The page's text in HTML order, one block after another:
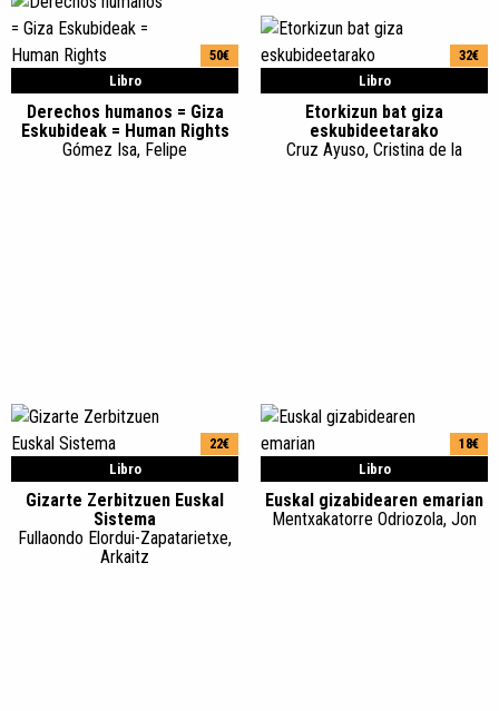
Libro
50€
Derechos humanos = Giza
Eskubideak = Human Rights
Gómez Isa, Felipe
Libro
32€
Etorkizun bat giza
eskubideetarako
Cruz Ayuso, Cristina de la
Libro
22€
Gizarte Zerbitzuen Euskal
Sistema
Fullaondo Elordui-Zapatarietxe,
Arkaitz
Libro
18€
Euskal gizabidearen emarian
Mentxakatorre Odriozola, Jon